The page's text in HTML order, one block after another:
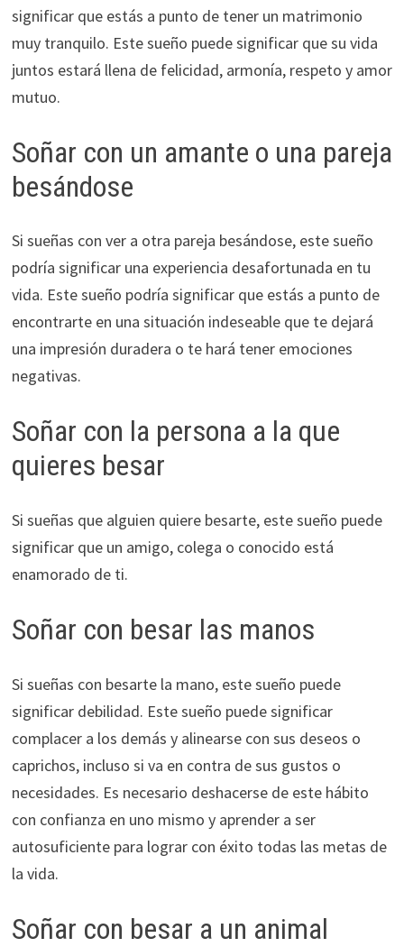
significar que estás a punto de tener un matrimonio
muy tranquilo. Este sueño puede significar que su vida
juntos estará llena de felicidad, armonía, respeto y amor
mutuo.
Soñar con un amante o una pareja
besándose
Si sueñas con ver a otra pareja besándose, este sueño
podría significar una experiencia desafortunada en tu
vida. Este sueño podría significar que estás a punto de
encontrarte en una situación indeseable que te dejará
una impresión duradera o te hará tener emociones
negativas.
Soñar con la persona a la que
quieres besar
Si sueñas que alguien quiere besarte, este sueño puede
significar que un amigo, colega o conocido está
enamorado de ti.
Soñar con besar las manos
Si sueñas con besarte la mano, este sueño puede
significar debilidad. Este sueño puede significar
complacer a los demás y alinearse con sus deseos o
caprichos, incluso si va en contra de sus gustos o
necesidades. Es necesario deshacerse de este hábito
con confianza en uno mismo y aprender a ser
autosuficiente para lograr con éxito todas las metas de
la vida.
Soñar con besar a un animal